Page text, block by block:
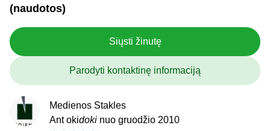
(naudotos)
Siųsti žinutę
Parodyti kontaktinę informaciją
Medienos Stakles
Ant okidoki nuo gruodžio 2010